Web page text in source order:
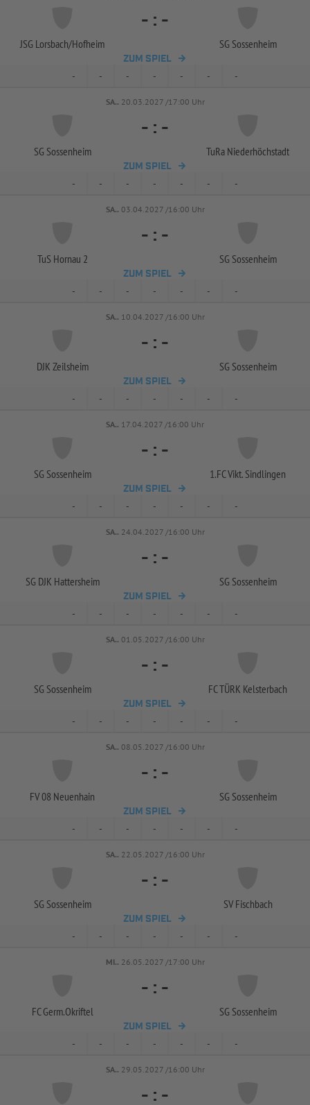
JSG Lorsbach/Hofheim
- : -
SG Sossenheim
ZUM SPIEL
- - - - - - -
SA.. 20.03.2027 /17:00 Uhr
SG Sossenheim
- : -
TuRa Niederhöchstadt
ZUM SPIEL
- - - - - - -
SA.. 03.04.2027 /16:00 Uhr
TuS Hornau 2
- : -
SG Sossenheim
ZUM SPIEL
- - - - - - -
SA.. 10.04.2027 /16:00 Uhr
DJK Zeilsheim
- : -
SG Sossenheim
ZUM SPIEL
- - - - - - -
SA.. 17.04.2027 /16:00 Uhr
SG Sossenheim
- : -
1.FC Vikt. Sindlingen
ZUM SPIEL
- - - - - - -
SA.. 24.04.2027 /16:00 Uhr
SG DJK Hattersheim
- : -
SG Sossenheim
ZUM SPIEL
- - - - - - -
SA.. 01.05.2027 /16:00 Uhr
SG Sossenheim
- : -
FC TÜRK Kelsterbach
ZUM SPIEL
- - - - - - -
SA.. 08.05.2027 /16:00 Uhr
FV 08 Neuenhain
- : -
SG Sossenheim
ZUM SPIEL
- - - - - - -
SA.. 22.05.2027 /16:00 Uhr
SG Sossenheim
- : -
SV Fischbach
ZUM SPIEL
- - - - - - -
MI.. 26.05.2027 /17:00 Uhr
FC Germ.Okriftel
- : -
SG Sossenheim
ZUM SPIEL
- - - - - - -
SA.. 29.05.2027 /16:00 Uhr
- : -